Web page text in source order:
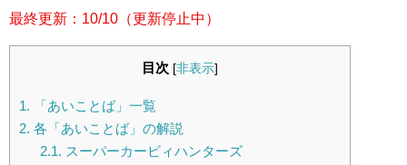
最終更新：10/10（更新停止中）
目次 [非表示]
1. 「あいことば」一覧
2. 各「あいことば」の解説
2.1. スーパーカービィハンターズ